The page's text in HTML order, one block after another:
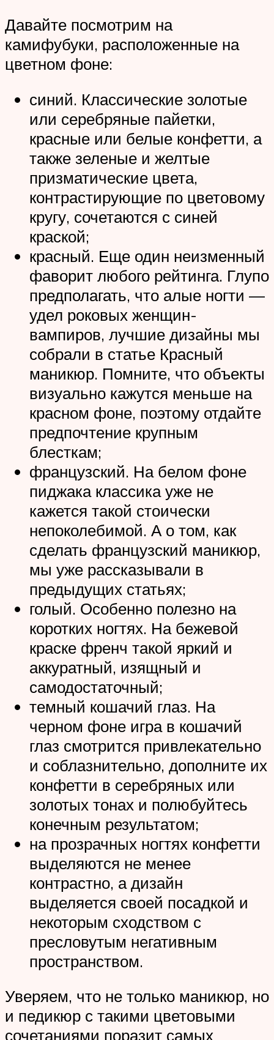
Давайте посмотрим на
камифубуки, расположенные на
цветном фоне:
синий. Классические золотые
или серебряные пайетки,
красные или белые конфетти, а
также зеленые и желтые
призматические цвета,
контрастирующие по цветовому
кругу, сочетаются с синей
краской;
красный. Еще один неизменный
фаворит любого рейтинга. Глупо
предполагать, что алые ногти —
удел роковых женщин-
вампиров, лучшие дизайны мы
собрали в статье Красный
маникюр. Помните, что объекты
визуально кажутся меньше на
красном фоне, поэтому отдайте
предпочтение крупным
блесткам;
французский. На белом фоне
пиджака классика уже не
кажется такой стоически
непоколебимой. А о том, как
сделать французский маникюр,
мы уже рассказывали в
предыдущих статьях;
голый. Особенно полезно на
коротких ногтях. На бежевой
краске френч такой яркий и
аккуратный, изящный и
самодостаточный;
темный кошачий глаз. На
черном фоне игра в кошачий
глаз смотрится привлекательно
и соблазнительно, дополните их
конфетти в серебряных или
золотых тонах и полюбуйтесь
конечным результатом;
на прозрачных ногтях конфетти
выделяются не менее
контрастно, а дизайн
выделяется своей посадкой и
некоторым сходством с
пресловутым негативным
пространством.
Уверяем, что не только маникюр, но
и педикюр с такими цветовыми
сочетаниями поразит самых